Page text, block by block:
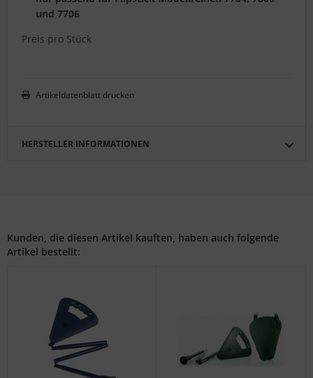
und 7706
Preis pro Stück
Artikeldatenblatt drucken
HERSTELLER INFORMATIONEN
Kunden, die diesen Artikel kauften, haben auch folgende
Artikel bestellt: